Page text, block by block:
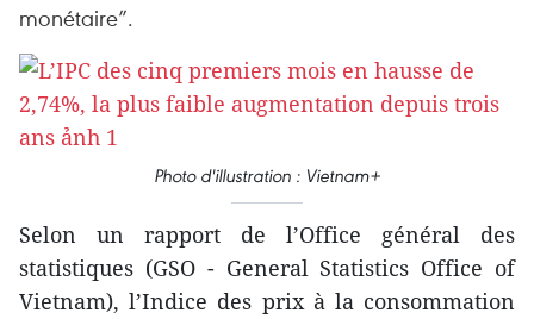
monétaire”.
Photo d'illustration : Vietnam+
Selon un rapport de l’Office général des
statistiques (GSO - General Statistics Office of
Vietnam), l’Indice des prix à la consommation